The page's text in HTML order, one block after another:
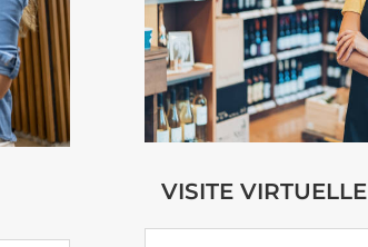
VISITE VIRTUELLE